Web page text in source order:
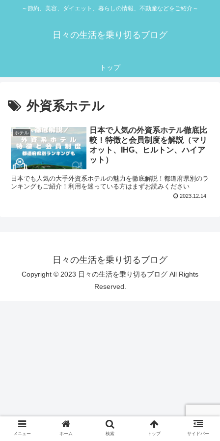
～節約、美容、ダイエット、暮らしの情報、不動産などをご紹介～
日々の生活を乗り切るブログ
トップ
外資系ホテル
ホテル
日本で人気の外資系ホテル徹底比
較！特徴と会員制度を解説（マリ
オット、IHG、ヒルトン、ハイア
ット）
日本でも人気の大手外資系ホテルの魅力を徹底解説！都道府県別のラ
ンキングもご紹介！利用を迷っている方はまずお読みください
2023.12.14
日々の生活を乗り切るブログ
Copyright © 2023 日々の生活を乗り切るブログ All Rights
Reserved.
メニュー ホーム 検索 トップ サイドバー